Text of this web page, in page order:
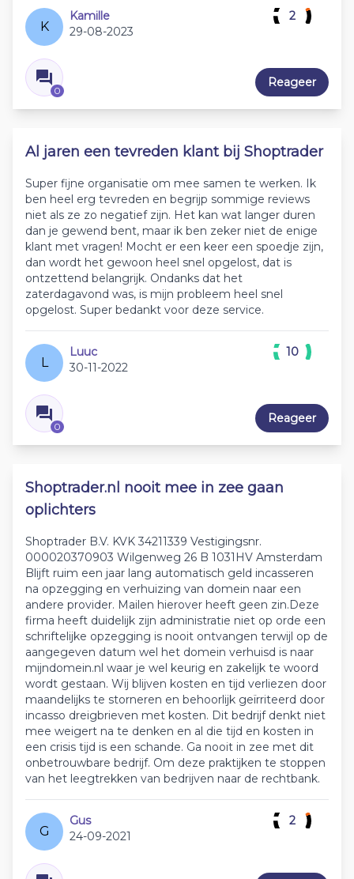
K
Kamille
29-08-2023
0
2
Reageer
Al jaren een tevreden klant bij Shoptrader
Super fijne organisatie om mee samen te werken. Ik
ben heel erg tevreden en begrijp sommige reviews
niet als ze zo negatief zijn. Het kan wat langer duren
dan je gewend bent, maar ik ben zeker niet de enige
klant met vragen! Mocht er een keer een spoedje zijn,
dan wordt het gewoon heel snel opgelost, dat is
ontzettend belangrijk. Ondanks dat het
zaterdagavond was, is mijn probleem heel snel
opgelost. Super bedankt voor deze service.
L
Luuc
30-11-2022
0
10
Reageer
Shoptrader.nl nooit mee in zee gaan
oplichters
Shoptrader B.V. KVK 34211339 Vestigingsnr.
000020370903 Wilgenweg 26 B 1031HV Amsterdam
Blijft ruim een jaar lang automatisch geld incasseren
na opzegging en verhuizing van domein naar een
andere provider. Mailen hierover heeft geen zin.Deze
firma heeft duidelijk zijn administratie niet op orde een
schriftelijke opzegging is nooit ontvangen terwijl op de
aangegeven datum wel het domein verhuisd is naar
mijndomein.nl waar je wel keurig en zakelijk te woord
wordt gestaan. Wij blijven kosten en tijd verliezen door
maandelijks te storneren en behoorlijk geïrriteerd door
incasso dreigbrieven met kosten. Dit bedrijf denkt niet
mee weigert na te denken en al die tijd en kosten in
een crisis tijd is een schande. Ga nooit in zee met dit
onbetrouwbare bedrijf. Om deze praktijken te stoppen
van het leegtrekken van bedrijven naar de rechtbank.
G
Gus
24-09-2021
2